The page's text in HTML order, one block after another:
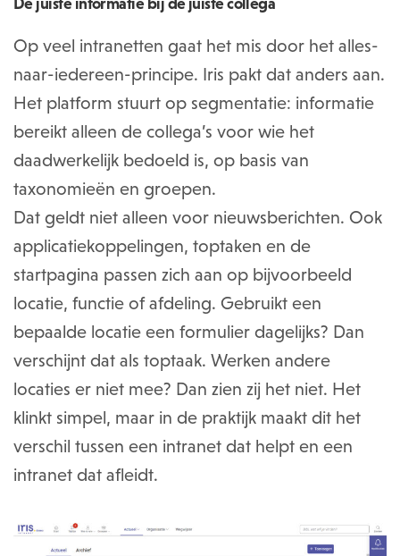
Op veel intranetten gaat het mis door het alles-
naar-iedereen-principe. Iris pakt dat anders aan.
Het platform stuurt op segmentatie: informatie
bereikt alleen de collega’s voor wie het
daadwerkelijk bedoeld is, op basis van
taxonomieën en groepen.
Dat geldt niet alleen voor nieuwsberichten. Ook
applicatiekoppelingen, toptaken en de
startpagina passen zich aan op bijvoorbeeld
locatie, functie of afdeling. Gebruikt een
bepaalde locatie een formulier dagelijks? Dan
verschijnt dat als toptaak. Werken andere
locaties er niet mee? Dan zien zij het niet. Het
klinkt simpel, maar in de praktijk maakt dit het
verschil tussen een intranet dat helpt en een
intranet dat afleidt.